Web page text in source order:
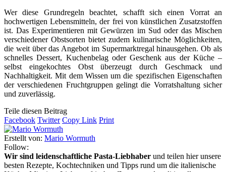
Wer diese Grundregeln beachtet, schafft sich einen Vorrat an
hochwertigen Lebensmitteln, der frei von künstlichen Zusatzstoffen
ist. Das Experimentieren mit Gewürzen im Sud oder das Mischen
verschiedener Obstsorten bietet zudem kulinarische Möglichkeiten,
die weit über das Angebot im Supermarktregal hinausgehen. Ob als
schnelles Dessert, Kuchenbelag oder Geschenk aus der Küche –
selbst eingekochtes Obst überzeugt durch Geschmack und
Nachhaltigkeit. Mit dem Wissen um die spezifischen Eigenschaften
der verschiedenen Fruchtgruppen gelingt die Vorratshaltung sicher
und zuverlässig.
Teile diesen Beitrag
Facebook Twitter Copy Link Print
Erstellt von: Mario Wormuth
Follow:
Wir sind leidenschaftliche Pasta-Liebhaber und teilen hier unsere
besten Rezepte, Kochtechniken und Tipps rund um die italienische